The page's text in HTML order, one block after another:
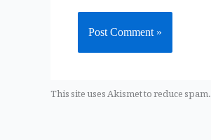
This site uses Akismet to reduce spam.